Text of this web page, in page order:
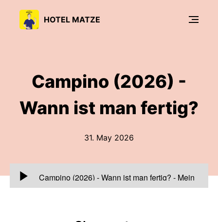
HOTEL MATZE
Campino (2026) -
Wann ist man fertig?
31. May 2026
00:00:00
Campino (2026) - Wann ist man fertig? - Mein
heutiger Gast ist Campino.